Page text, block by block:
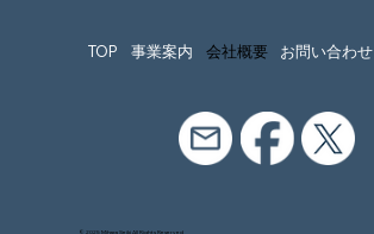
TOP 事業案内 会社概要 お問い合わせ
​© 2025 Mihara Seiki All Rights Reserved